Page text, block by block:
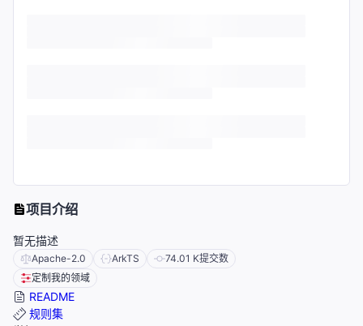
项目介绍
暂无描述
Apache-2.0 ArkTS 74.01 K提交数
定制我的领域
README
规则集